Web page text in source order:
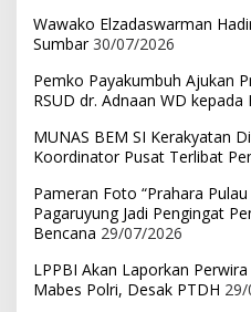
Wawako Elzadaswarman
Sumbar 30/07/2026
Pemko Payakumbuh Ajukan
RSUD dr. Adnaan WD kepada
MUNAS BEM SI Kerakyatan
Koordinator Pusat Terlibat
Pameran Foto “Prahara
Pagaruyung Jadi Pengingat
Bencana 29/07/2026
LPPBI Akan Laporkan
Mabes Polri, Desak PTDH